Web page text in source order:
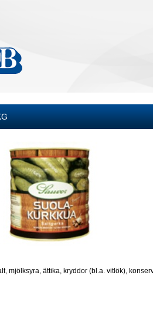
mjölksyra, ättika, kryddor (bl.a. vitlök),